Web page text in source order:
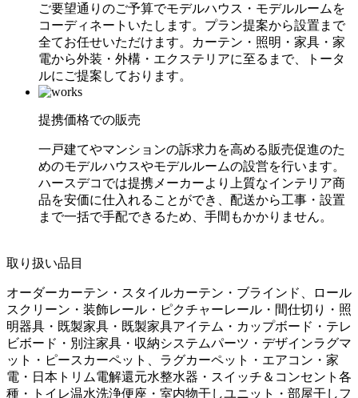
ご要望通りのご予算でモデルハウス・モデルルームを
コーディネートいたします。プラン提案から設置まで
全てお任せいただけます。カーテン・照明・家具・家
電から外装・外構・エクステリアに至るまで、トータ
ルにご提案しております。
提携価格での販売
一戸建てやマンションの訴求力を高める販売促進のた
めのモデルハウスやモデルルームの設営を行います。
ハースデコでは提携メーカーより上質なインテリア商
品を安価に仕入れることができ、配送から工事・設置
まで一括で手配できるため、手間もかかりません。
取り扱い品目
オーダーカーテン・スタイルカーテン・ブラインド、ロール
スクリーン・装飾レール・ピクチャーレール・間仕切り・照
明器具・既製家具・既製家具アイテム・カップボード・テレ
ビボード・別注家具・収納システムパーツ・デザインラグマ
ット・ピースカーペット、ラグカーペット・エアコン・家
電・日本トリム電解還元水整水器・スイッチ＆コンセント各
種・トイレ温水洗浄便座・室内物干しユニット・部屋干しフ